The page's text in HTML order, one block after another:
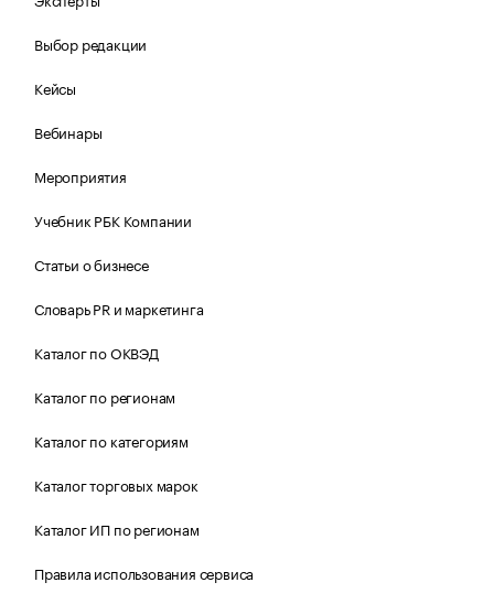
Выбор редакции
Кейсы
Вебинары
Мероприятия
Учебник РБК Компании
Статьи о бизнесе
Словарь PR и маркетинга
Каталог по ОКВЭД
Каталог по регионам
Каталог по категориям
Каталог торговых марок
Каталог ИП по регионам
Правила использования сервиса